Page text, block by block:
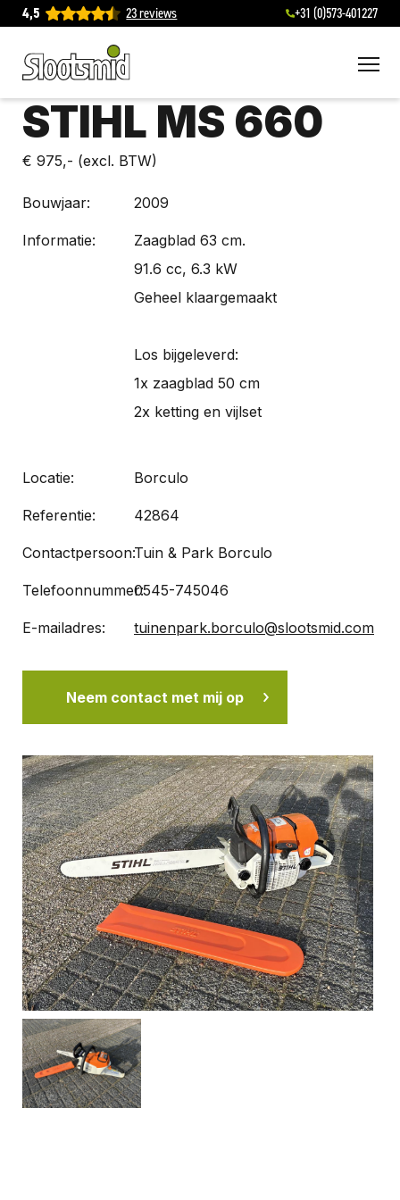
4,5 23 reviews +31 (0)573-401227
STIHL MS 660
€ 975,- (excl. BTW)
Bouwjaar: 2009
Informatie:
Zaagblad 63 cm.
91.6 cc, 6.3 kW
Geheel klaargemaakt
Los bijgeleverd:
1x zaagblad 50 cm
2x ketting en vijlset
Locatie: Borculo
Referentie: 42864
Contactpersoon:Tuin & Park Borculo
Telefoonnummer:0545-745046
E-mailadres: tuinenpark.borculo@slootsmid.com
Neem contact met mij op